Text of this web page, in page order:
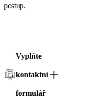
postup.
Vyplňte
kontaktní
formulář